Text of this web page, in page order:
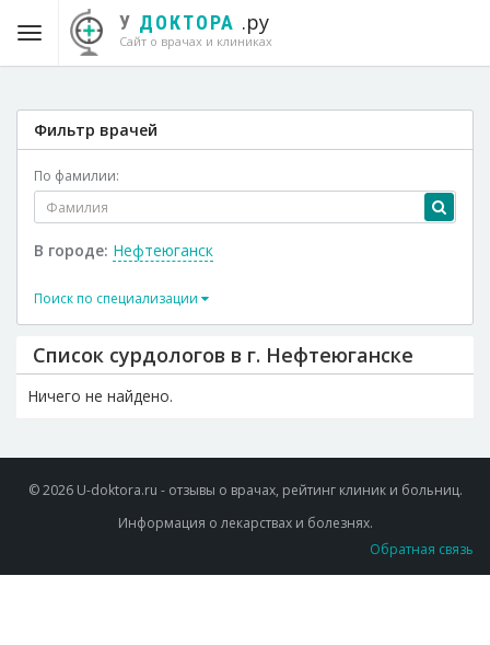
У ДОКТОРА .ру
Сайт о врачах и клиниках
Фильтр врачей
По фамилии:
В городе: Нефтеюганск
Поиск по специализации
Список сурдологов в г. Нефтеюганске
Ничего не найдено.
© 2026 U-doktora.ru - отзывы о врачах, рейтинг клиник и больниц.
Информация о лекарствах и болезнях.
Обратная связь